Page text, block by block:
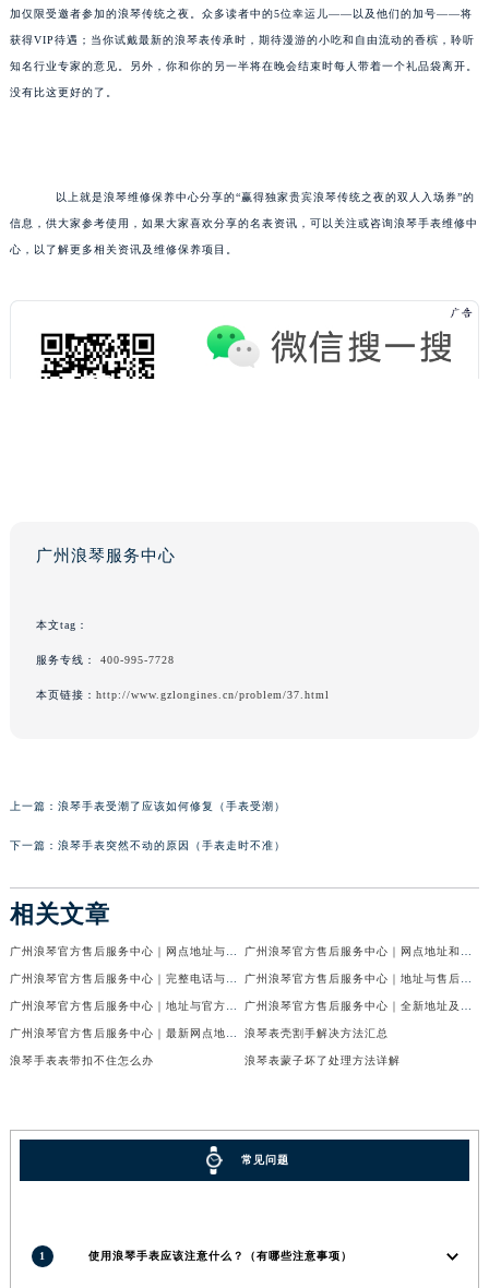
加仅限受邀者参加的浪琴传统之夜。众多读者中的5位幸运儿——以及他们的加号——将
获得VIP待遇；当你试戴最新的浪琴表传承时，期待漫游的小吃和自由流动的香槟，聆听
知名行业专家的意见。另外，你和你的另一半将在晚会结束时每人带着一个礼品袋离开。
没有比这更好的了。
以上就是浪琴维修保养中心分享的“赢得独家贵宾浪琴传统之夜的双人入场券”的
信息，供大家参考使用，如果大家喜欢分享的名表资讯，可以关注或咨询浪琴手表维修中
心，以了解更多相关资讯及维修保养项目。
广州浪琴服务中心
本文tag：
服务专线： 400-995-7728
本页链接： http://www.gzlongines.cn/problem/37.html
上一篇： 浪琴手表受潮了应该如何修复（手表受潮）
下一篇： 浪琴手表突然不动的原因（手表走时不准）
相关文章
浪琴表壳割手解决方法汇总
浪琴手表表带扣不住怎么办 浪琴表蒙子坏了处理方法详解
常见问题
1 使用浪琴手表应该注意什么？（有哪些注意事项）